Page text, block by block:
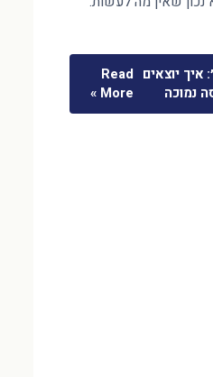
איך יוצאים
נמוכה
Read
More »